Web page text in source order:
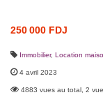
250 000 FDJ
Immobilier, Location
4 avril 2023
4883 vues au total, 2